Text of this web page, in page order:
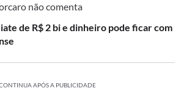
não comenta
de R$ 2 bi e dinheiro pode ficar com
APÓS A PUBLICIDADE